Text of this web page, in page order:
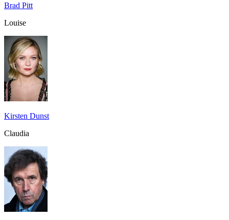
Brad Pitt
Louise
Kirsten Dunst
Claudia